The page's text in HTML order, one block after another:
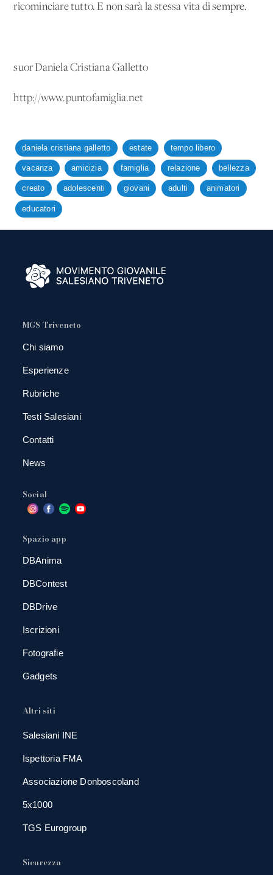
ricominciare tutto. E non sarà la stessa vita di sempre.
suor Daniela Cristiana Galletto
http://www.puntofamiglia.net
daniela cristiana galletto estate tempo libero
vacanza amicizia famiglia relazione bellezza
creato adolescenti giovani adulti animatori
educatori
MGS Triveneto
Chi siamo
Esperienze
Rubriche
Testi Salesiani
Contatti
News
Social
Spazio app
DBAnima
DBContest
DBDrive
Iscrizioni
Fotografie
Gadgets
Altri siti
Salesiani INE
Ispettoria FMA
Associazione Donboscoland
5x1000
TGS Eurogroup
Sicurezza